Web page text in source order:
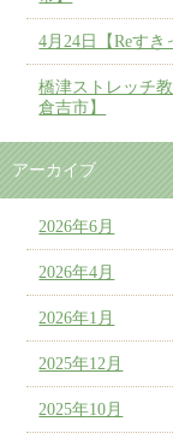
4月24日【Reす
橋津ストレッチ
倉吉市】
アーカイブ
2026年6月
2026年4月
2026年1月
2025年12月
2025年10月